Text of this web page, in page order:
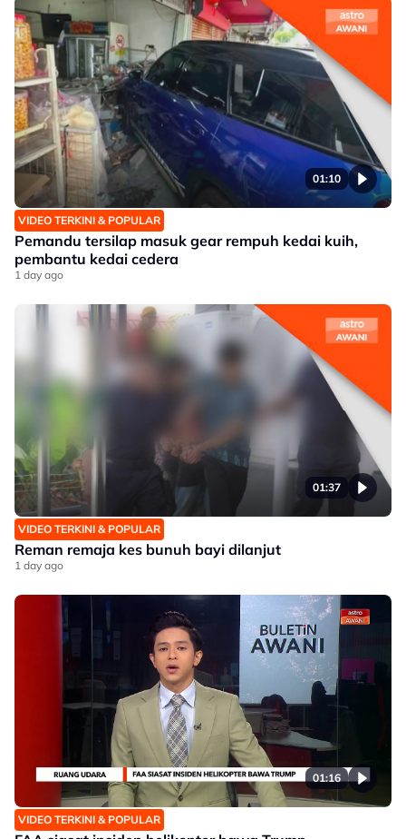
01:10
VIDEO TERKINI & POPULAR
Pemandu tersilap masuk gear rempuh kedai kuih,
pembantu kedai cedera
1 day ago
01:37
VIDEO TERKINI & POPULAR
Reman remaja kes bunuh bayi dilanjut
1 day ago
01:16
VIDEO TERKINI & POPULAR